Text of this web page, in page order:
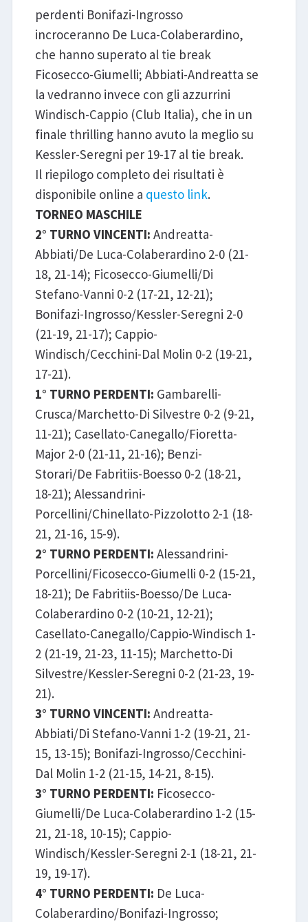
perdenti Bonifazi-Ingrosso
incroceranno De Luca-Colaberardino,
che hanno superato al tie break
Ficosecco-Giumelli; Abbiati-Andreatta se
la vedranno invece con gli azzurrini
Windisch-Cappio (Club Italia), che in un
finale thrilling hanno avuto la meglio su
Kessler-Seregni per 19-17 al tie break.
Il riepilogo completo dei risultati è
disponibile online a questo link.
TORNEO MASCHILE
2° TURNO VINCENTI: Andreatta-
Abbiati/De Luca-Colaberardino 2-0 (21-
18, 21-14); Ficosecco-Giumelli/Di
Stefano-Vanni 0-2 (17-21, 12-21);
Bonifazi-Ingrosso/Kessler-Seregni 2-0
(21-19, 21-17); Cappio-
Windisch/Cecchini-Dal Molin 0-2 (19-21,
17-21).
1° TURNO PERDENTI: Gambarelli-
Crusca/Marchetto-Di Silvestre 0-2 (9-21,
11-21); Casellato-Canegallo/Fioretta-
Major 2-0 (21-11, 21-16); Benzi-
Storari/De Fabritiis-Boesso 0-2 (18-21,
18-21); Alessandrini-
Porcellini/Chinellato-Pizzolotto 2-1 (18-
21, 21-16, 15-9).
2° TURNO PERDENTI: Alessandrini-
Porcellini/Ficosecco-Giumelli 0-2 (15-21,
18-21); De Fabritiis-Boesso/De Luca-
Colaberardino 0-2 (10-21, 12-21);
Casellato-Canegallo/Cappio-Windisch 1-
2 (21-19, 21-23, 11-15); Marchetto-Di
Silvestre/Kessler-Seregni 0-2 (21-23, 19-
21).
3° TURNO VINCENTI: Andreatta-
Abbiati/Di Stefano-Vanni 1-2 (19-21, 21-
15, 13-15); Bonifazi-Ingrosso/Cecchini-
Dal Molin 1-2 (21-15, 14-21, 8-15).
3° TURNO PERDENTI: Ficosecco-
Giumelli/De Luca-Colaberardino 1-2 (15-
21, 21-18, 10-15); Cappio-
Windisch/Kessler-Seregni 2-1 (18-21, 21-
19, 19-17).
4° TURNO PERDENTI: De Luca-
Colaberardino/Bonifazi-Ingrosso;